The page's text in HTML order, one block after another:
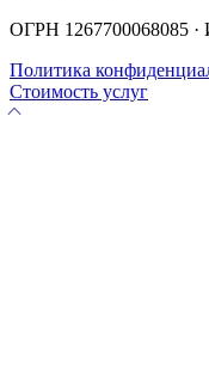
ОГРН 1267700068085
Политика
Стоимость услуг